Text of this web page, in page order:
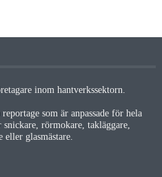
inom hantverkssektorn.
som är anpassade för hela
rörmokare, takläggare,
eller glasmästare.